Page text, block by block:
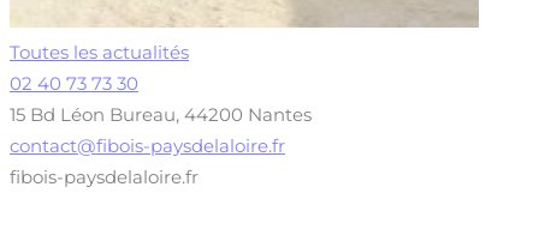
Toutes les actualités
02 40 73 73 30
15 Bd Léon Bureau, 44200 Nantes
contact@fibois-paysdelaloire.fr
fibois-paysdelaloire.fr